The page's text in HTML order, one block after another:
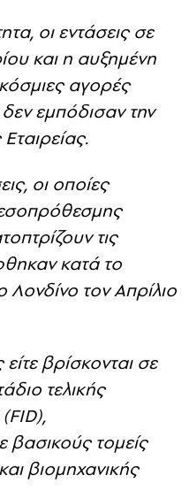
οι εντάσεις σε
και η αυξημένη
αγορές
εμπόδισαν την
οι οποίες
τις
κατά το
Λονδίνο τον Απρίλιο
βρίσκονται σε
τελικής
FID),
βασικούς τομείς
βιομηχανικής